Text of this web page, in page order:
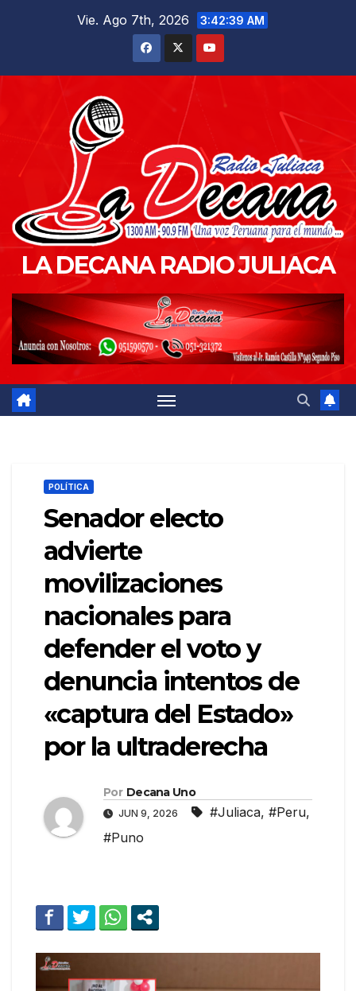
Vie. Ago 7th, 2026 3:42:40 AM
LA DECANA RADIO JULIACA
POLÍTICA
Senador electo
advierte
movilizaciones
nacionales para
defender el voto y
denuncia intentos de
«captura del Estado»
por la ultraderecha
Por Decana Uno
JUN 9, 2026 #Juliaca, #Peru,
#Puno